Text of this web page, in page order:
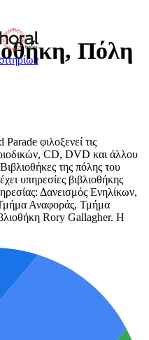
Πόλη
φιλοξενεί τις
CD, DVD και άλλου
της πόλης του
υπηρεσίες βιβλιοθήκης
Δανεισμός Ενηλίκων,
Αναφοράς, Τμήμα
Rory Gallagher. Η